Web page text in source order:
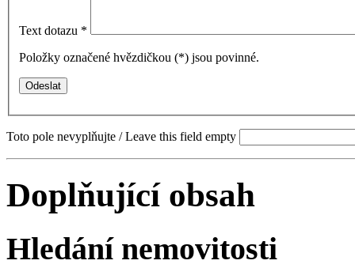
Text dotazu *
Položky označené hvězdičkou (*) jsou povinné.
Toto pole nevyplňujte / Leave this field empty
Doplňující obsah
Hledání nemovitosti